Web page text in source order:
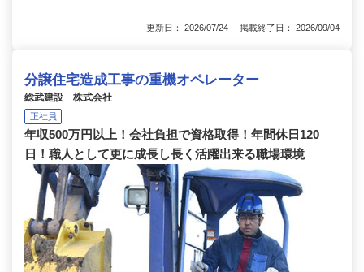
更新日： 2026/07/24 掲載終了日： 2026/09/04
分譲住宅造成工事の重機オペレーター
総武建設 株式会社
正社員
年収500万円以上！会社負担で資格取得！年間休日120
日！職人として更に成長し長く活躍出来る職場環境